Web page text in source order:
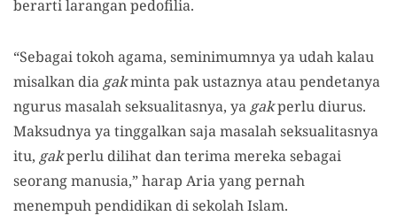
berarti larangan pedofilia.
“Sebagai tokoh agama, seminimumnya ya udah kalau
misalkan dia gakminta pak ustaznya atau pendetanya
ngurus masalah seksualitasnya, ya gakperlu diurus.
Maksudnya ya tinggalkan saja masalah seksualitasnya
itu, gakperlu dilihat dan terima mereka sebagai
seorang manusia,” harap Aria yang pernah
menempuh pendidikan di sekolah Islam.